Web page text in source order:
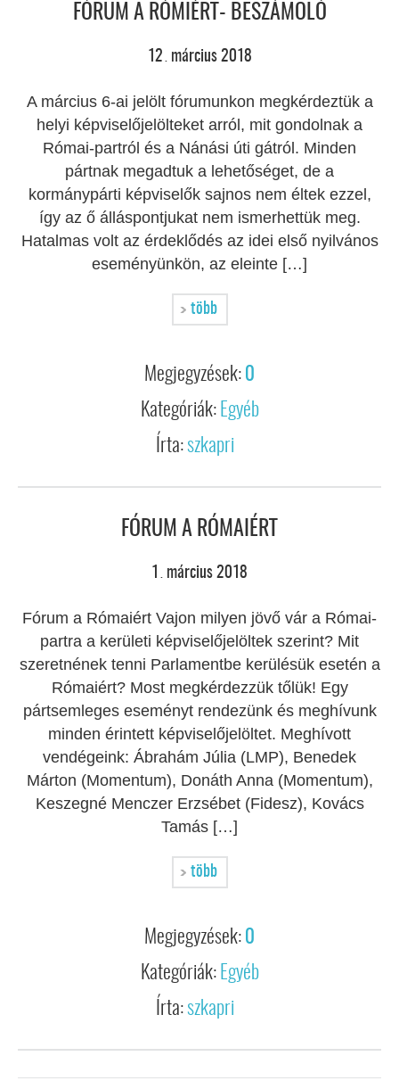
FÓRUM A RÓMIÉRT- BESZÁMOLÓ
12 . március 2018
A március 6-ai jelölt fórumunkon megkérdeztük a
helyi képviselőjelölteket arról, mit gondolnak a
Római-partról és a Nánási úti gátról. Minden
pártnak megadtuk a lehetőséget, de a
kormánypárti képviselők sajnos nem éltek ezzel,
így az ő álláspontjukat nem ismerhettük meg.
Hatalmas volt az érdeklődés az idei első nyilvános
eseményünkön, az eleinte […]
több
Megjegyzések: 0
Kategóriák: Egyéb
Írta:szkapri
FÓRUM A RÓMAIÉRT
. március 2018
Fórum a Rómaiért Vajon milyen jövő vár a Római-
partra a kerületi képviselőjelöltek szerint? Mit
szeretnének tenni Parlamentbe kerülésük esetén a
Rómaiért? Most megkérdezzük tőlük! Egy
pártsemleges eseményt rendezünk és meghívunk
minden érintett képviselőjelöltet. Meghívott
vendégeink: Ábrahám Júlia (LMP), Benedek
Márton (Momentum), Donáth Anna (Momentum),
Keszegné Menczer Erzsébet (Fidesz), Kovács
Tamás […]
több
Megjegyzések: 0
Kategóriák: Egyéb
Írta:szkapri